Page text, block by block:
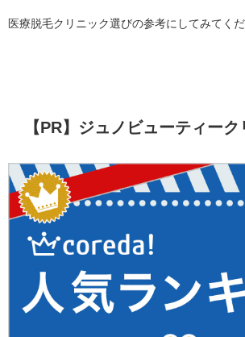
医療脱毛クリニック選びの参考にしてみてくだ
【PR】ジュノビューティーク